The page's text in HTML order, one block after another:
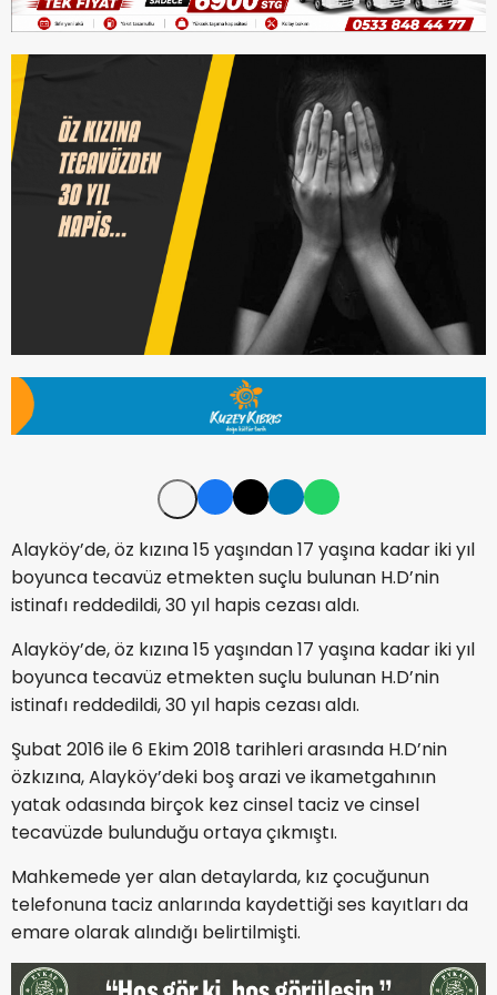
Alayköy’de, öz kızına 15 yaşından 17 yaşına kadar iki yıl
boyunca tecavüz etmekten suçlu bulunan H.D’nin
istinafı reddedildi, 30 yıl hapis cezası aldı.
Alayköy’de, öz kızına 15 yaşından 17 yaşına kadar iki yıl
boyunca tecavüz etmekten suçlu bulunan H.D’nin
istinafı reddedildi, 30 yıl hapis cezası aldı.
Şubat 2016 ile 6 Ekim 2018 tarihleri arasında H.D’nin
özkızına, Alayköy’deki boş arazi ve ikametgahının
yatak odasında birçok kez cinsel taciz ve cinsel
tecavüzde bulunduğu ortaya çıkmıştı.
Mahkemede yer alan detaylarda, kız çocuğunun
telefonuna taciz anlarında kaydettiği ses kayıtları da
emare olarak alındığı belirtilmişti.